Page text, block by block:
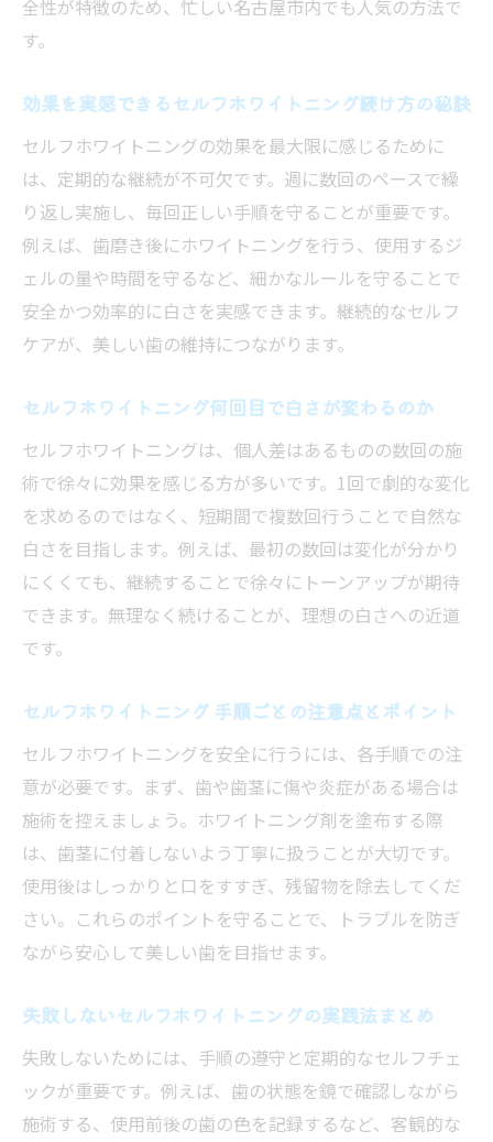
全性が特徴のため、忙しい名古屋市内でも人気の方法で
す。
効果を実感できるセルフホワイトニング続け方の秘訣
セルフホワイトニングの効果を最大限に感じるために
は、定期的な継続が不可欠です。週に数回のペースで繰
り返し実施し、毎回正しい手順を守ることが重要です。
例えば、歯磨き後にホワイトニングを行う、使用するジ
ェルの量や時間を守るなど、細かなルールを守ることで
安全かつ効率的に白さを実感できます。継続的なセルフ
ケアが、美しい歯の維持につながります。
セルフホワイトニング何回目で白さが変わるのか
セルフホワイトニングは、個人差はあるものの数回の施
術で徐々に効果を感じる方が多いです。1回で劇的な変化
を求めるのではなく、短期間で複数回行うことで自然な
白さを目指します。例えば、最初の数回は変化が分かり
にくくても、継続することで徐々にトーンアップが期待
できます。無理なく続けることが、理想の白さへの近道
です。
セルフホワイトニング 手順ごとの注意点とポイント
セルフホワイトニングを安全に行うには、各手順での注
意が必要です。まず、歯や歯茎に傷や炎症がある場合は
施術を控えましょう。ホワイトニング剤を塗布する際
は、歯茎に付着しないよう丁寧に扱うことが大切です。
使用後はしっかりと口をすすぎ、残留物を除去してくだ
さい。これらのポイントを守ることで、トラブルを防ぎ
ながら安心して美しい歯を目指せます。
失敗しないセルフホワイトニングの実践法まとめ
失敗しないためには、手順の遵守と定期的なセルフチェ
ックが重要です。例えば、歯の状態を鏡で確認しながら
施術する、使用前後の歯の色を記録するなど、客観的な